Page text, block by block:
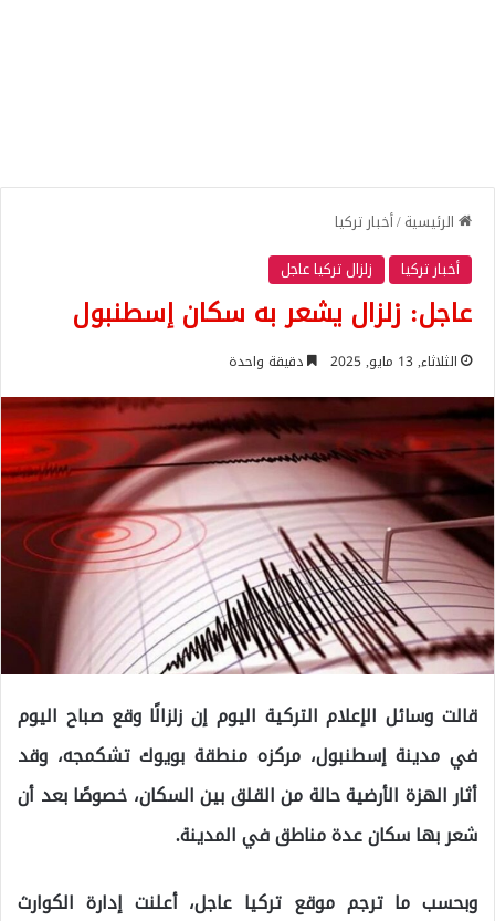
الرئيسية/أخبار تركيا
أخبار تركيا
زلزال تركيا عاجل
عاجل: زلزال يشعر به سكان إسطنبول
الثلاثاء, 13 مايو, 2025 دقيقة واحدة
قالت وسائل الإعلام التركية اليوم إن زلزالًا وقع صباح اليوم
في مدينة إسطنبول، مركزه منطقة بويوك تشكمجه، وقد
أثار الهزة الأرضية حالة من القلق بين السكان، خصوصًا بعد أن
شعر بها سكان عدة مناطق في المدينة.
وبحسب ما ترجم موقع تركيا عاجل، أعلنت إدارة الكوارث